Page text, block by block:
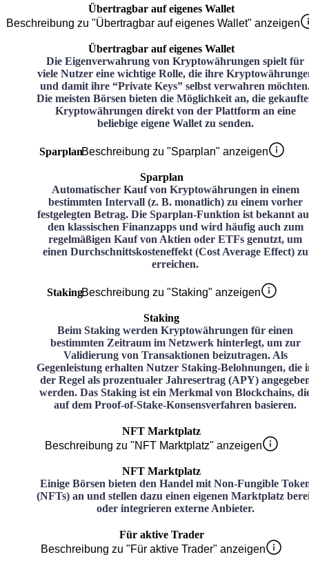
Übertragbar auf eigenes Wallet
Beschreibung zu "Übertragbar auf eigenes Wallet" anzeigen
Übertragbar auf eigenes Wallet
Die Eigenverwahrung von Kryptowährungen spielt für
viele Nutzer eine wichtige Rolle, die ihre
und damit ihre “Private Keys” selbst verwahren
Die meisten Börsen bieten die Möglichkeit an, die
Kryptowährungen direkt von der Plattform an eine
beliebige eigene Wallet zu senden.
SparplanBeschreibung zu "Sparplan" anzeigen
Sparplan
Automatischer Kauf von Kryptowährungen in einem
bestimmten Intervall (z. B. monatlich) zu einem vorher
festgelegten Betrag. Die Sparplan-Funktion ist bekannt
den klassischen Finanzapps und wird häufig auch zum
regelmäßigen Kauf von Aktien oder ETFs genutzt, um
einen Durchschnittskosteneffekt (Cost Average Effect) zu
erreichen.
StakingBeschreibung zu "Staking" anzeigen
Staking
Beim Staking werden Kryptowährungen für einen
bestimmten Zeitraum im Netzwerk hinterlegt, um zur
Validierung von Transaktionen beizutragen. Als
Gegenleistung erhalten Nutzer Staking-Belohnungen, die
der Regel als prozentualer Jahresertrag (APY)
werden. Das Staking ist ein Merkmal von Blockchains,
auf dem Proof-of-Stake-Konsensverfahren basieren.
NFT Marktplatz
Beschreibung zu "NFT Marktplatz" anzeigen
NFT Marktplatz
Einige Börsen bieten den Handel mit Non-Fungible
(NFTs) an und stellen dazu einen eigenen Marktplatz
oder integrieren externe Anbieter.
Für aktive Trader
Beschreibung zu "Für aktive Trader" anzeigen